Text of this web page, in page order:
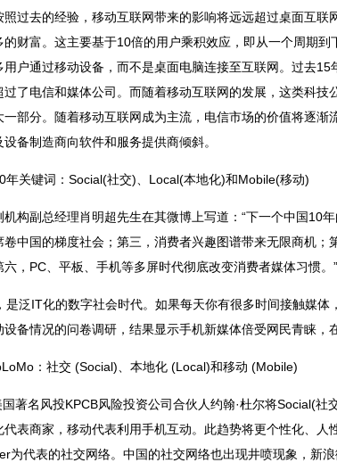
过去的经验，移动互联网带来的影响将远远超过桌面互
财富。这主要基于10倍的用户乘积效应，即从一个周期
户通过移动设备，而不是桌面电脑连接至互联网。过去
了电信和媒体公司。而随着移动互联网的发展，这类科
部分。随着移动互联网成为主流，电信市场的价值将逐
备制造商向软件和服务提供商倾斜。
年关键词：Social(社交)、Local(本地化)和Mobile(移动)
机构副总经理肖明超先生在其微博上写道：“下一个中国10
卷中国的梯度社会；第三，消费者兴趣图谱带来无限商机
，PC、平板、手机等多屏时代彻底改变消费者媒体习惯。”
是泛IT化的数字社会时代。如果每天你有很多时间接触媒
备情况的问卷调研，结果显示手机新媒体倍受网民青睐，
：社交 (Social)、本地化 (Local)和移动 (Mobile)
著名风投KPCB风险投资公司合伙人约翰·杜尔将Social(
表商家，移动代表利用手机互动。此趋势将更个性化、
为代表的社交网络。中国的社交网络也出现井喷现象，新